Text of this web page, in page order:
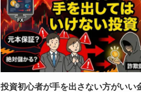
投資初心者が手を出さない方がいい